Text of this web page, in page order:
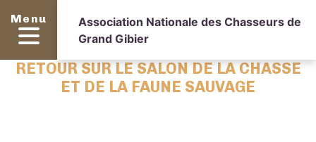
Menu
Association Nationale des Chasseurs de
Grand Gibier
RETOUR SUR LE SALON DE LA CHASSE
ET DE LA FAUNE SAUVAGE